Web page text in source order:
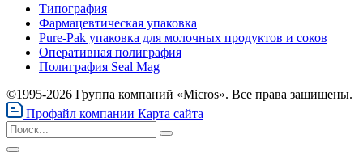
Типография
Фармацевтическая упаковка
Pure-Pak упаковка для молочных продуктов и соков
Оперативная полиграфия
Полиграфия Seal Mag
©1995-2026 Группа компаний «Micros». Все права защищены.
Профайл компании Карта сайта